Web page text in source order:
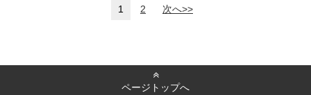
1 2 次へ>>
ページトップへ